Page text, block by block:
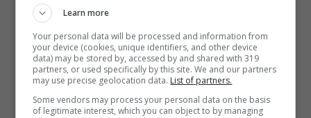
aiutarle ad affrontare al meglio questo
dolore imminente, le duedecideranno di
unirsi e fare fronte comune.
Per la prima volta, sia Steffy che Hope
Learn more
Your personal data will be processed and information from
your device (cookies, unique identifiers, and other device
data) may be stored by, accessed by and shared with 319
partners, or used specifically by this site. We and our partners
may use precise geolocation data. List of partners.
Some vendors may process your personal data on the basis
of legitimate interest, which you can object to by managing